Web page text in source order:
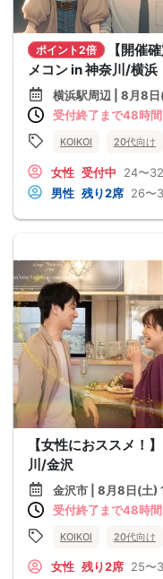
ポイント2倍
【開催
メコン in 神奈川/横浜
横浜駅周辺 | 8月8
受付終了まで48時間
KOIKOI 20代向け
女性 受付中 24〜
男性 残り2席 26〜
【女性におススメ！
川/金沢
金沢市 | 8月8日(土)
受付終了まで48時間
KOIKOI 20代向け
女性 残り2席 25〜